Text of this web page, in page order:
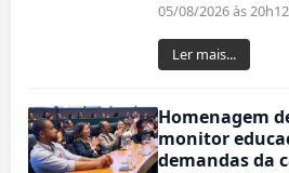
05/08/2026 às 20h12
Ler mais...
Homenagem
monitor
demandas da